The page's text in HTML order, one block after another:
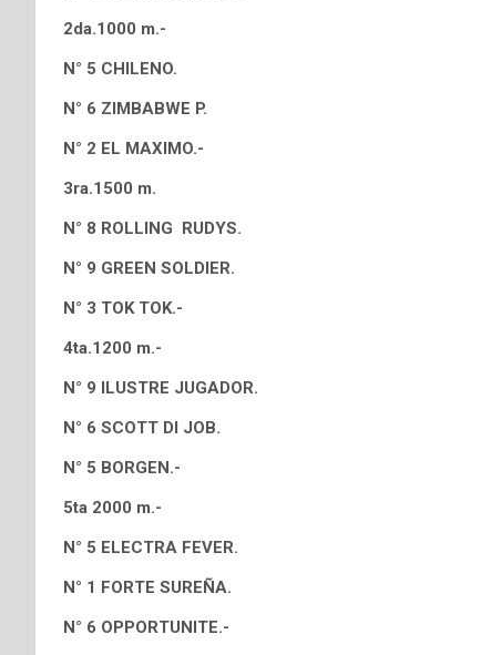
2da.1000 m.-
N° 5 CHILENO.
N° 6 ZIMBABWE P.
N° 2 EL MAXIMO.-
3ra.1500 m.
N° 8 ROLLING RUDYS.
N° 9 GREEN SOLDIER.
N° 3 TOK TOK.-
4ta.1200 m.-
N° 9 ILUSTRE JUGADOR.
N° 6 SCOTT DI JOB.
N° 5 BORGEN.-
5ta 2000 m.-
N° 5 ELECTRA FEVER.
N° 1 FORTE SUREÑA.
N° 6 OPPORTUNITE.-